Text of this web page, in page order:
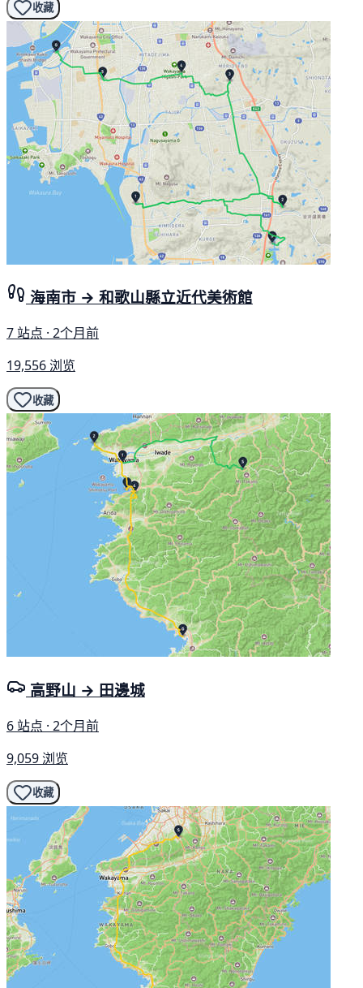
收藏
海南市 → 和歌山縣立近代美術館
7 站点 · 2个月前
19,556 浏览
收藏
高野山 → 田邊城
6 站点 · 2个月前
9,059 浏览
收藏